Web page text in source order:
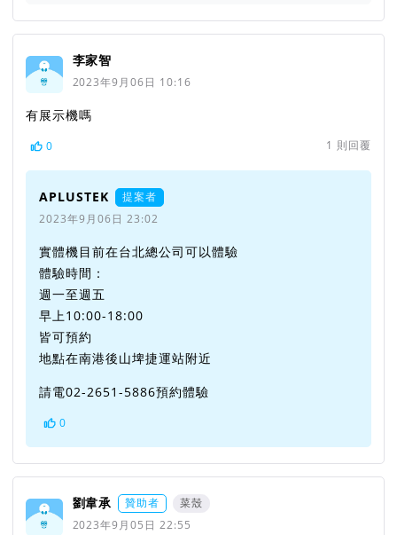
李家智
2023年9月06日 10:16
有展示機嗎
0 1 則回覆
APLUSTEK
提案者
2023年9月06日 23:02
實體機目前在台北總公司可以體驗
體驗時間：
週一至週五
早上10:00-18:00
皆可預約
地點在南港後山埤捷運站附近
請電02-2651-5886預約體驗
0
劉韋承 贊助者
菜殼
2023年9月05日 22:55